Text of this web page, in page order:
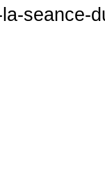
seance-